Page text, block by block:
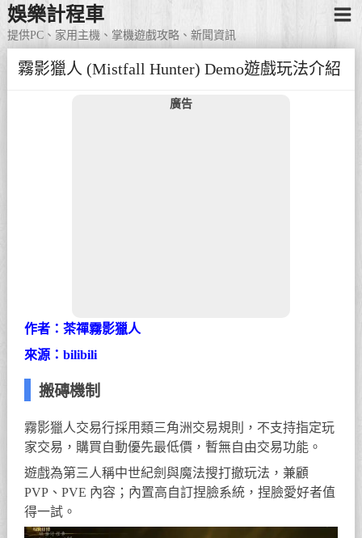
娛樂計程車
提供PC、家用主機、掌機遊戲攻略、新聞資訊
霧影獵人 (Mistfall Hunter) Demo遊戲玩法介紹
廣告
作者：茶禪霧影獵人
來源：bilibili
搬磚機制
霧影獵人交易行採用類三角洲交易規則，不支持指定玩
家交易，購買自動優先最低價，暫無自由交易功能。
遊戲為第三人稱中世紀劍與魔法搜打撤玩法，兼顧
PVP、PVE 內容；內置高自訂捏臉系統，捏臉愛好者值
得一試。